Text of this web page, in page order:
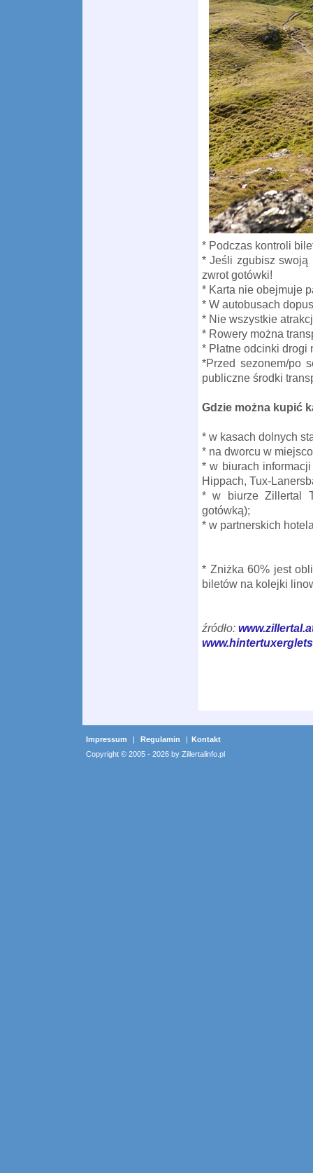
* Podczas kontroli
* Jeśli zgubisz swoją
zwrot gotówki!
* Karta nie obejmuje
* W autobusach
* Nie wszystkie
* Rowery można
* Płatne odcinki drogi
*Przed sezonem/po
publiczne środki
Gdzie można kupić
* w kasach dolnych
* na dworcu w
* w biurach
Hippach, Tux-
* w biurze Zillertal
gotówką);
* w partnerskich
* Zniżka 60% jest
biletów na kolejki
źródło:
Impressum | Regulamin | Kontakt
Copyright © 2005 - 2026 by Zillertalinfo.pl